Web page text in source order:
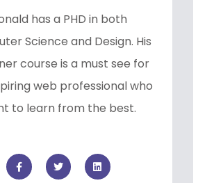
has a PHD in both
Science and Design. His
course is a must see for
web professional who
to learn from the best.